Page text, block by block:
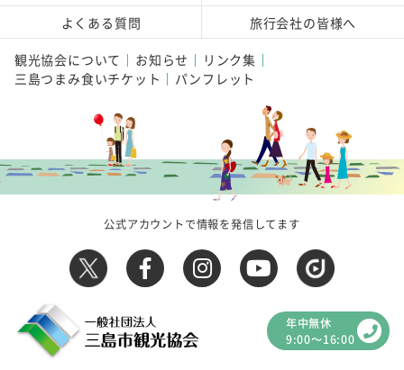
よくある質問
旅行会社の皆様へ
観光協会について お知らせ
リンク集
三島つまみ食いチケット
パンフレット
公式アカウントで情報を発信してます
年中無休
9:00～16:00